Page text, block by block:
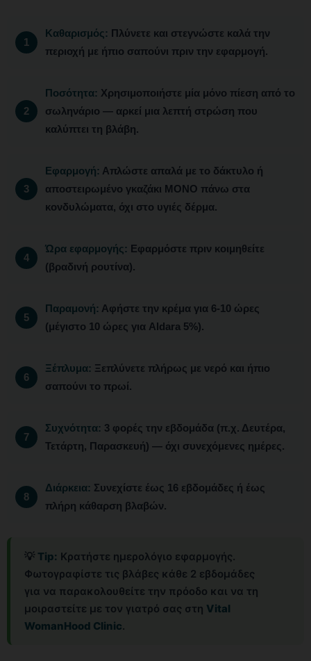
Καθαρισμός: Πλύνετε και στεγνώστε καλά την
περιοχή με ήπιο σαπούνι πριν την εφαρμογή.
Ποσότητα: Χρησιμοποιήστε μία μόνο πίεση από το
σωληνάριο — αρκεί μια λεπτή στρώση που
καλύπτει τη βλάβη.
Εφαρμογή: Απλώστε απαλά με το δάκτυλο ή
αποστειρωμένο γκαζάκι ΜΟΝΟ πάνω στα
κονδυλώματα, όχι στο υγιές δέρμα.
Ώρα εφαρμογής: Εφαρμόστε πριν κοιμηθείτε
(βραδινή ρουτίνα).
Παραμονή: Αφήστε την κρέμα για 6-10 ώρες
(μέγιστο 10 ώρες για Aldara 5%).
Ξέπλυμα: Ξεπλύνετε πλήρως με νερό και ήπιο
σαπούνι το πρωί.
Συχνότητα: 3 φορές την εβδομάδα (π.χ. Δευτέρα,
Τετάρτη, Παρασκευή) — όχι συνεχόμενες ημέρες.
Διάρκεια: Συνεχίστε έως 16 εβδομάδες ή έως
πλήρη κάθαρση βλαβών.
💡 Tip: Κρατήστε ημερολόγιο εφαρμογής.
Φωτογραφίστε τις βλάβες κάθε 2 εβδομάδες
για να παρακολουθείτε την πρόοδο και να τη
μοιραστείτε με τον γιατρό σας στη Vital
WomanHood Clinic.